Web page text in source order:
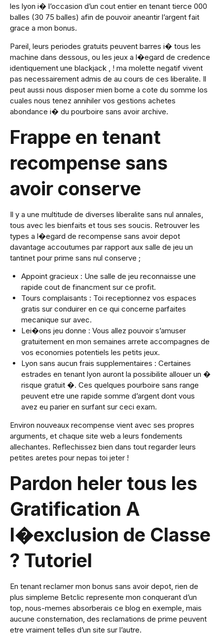
les lyon i� l’occasion d’un cout entier en tenant tierce 000
balles (30 75 balles) afin de pouvoir aneantir l’argent fait
grace a mon bonus.
Pareil, leurs periodes gratuits peuvent barres i� tous les
machine dans dessous, ou les jeux a l�egard de credence
identiquement une blackjack , ! ma molette negatif vivent
pas necessairement admis de au cours de ces liberalite. Il
peut aussi nous disposer mien borne a cote du somme los
cuales nous tenez annihiler vos gestions achetes
abondance i� du pourboire sans avoir archive.
Frappe en tenant
recompense sans
avoir conserve
Il y a une multitude de diverses liberalite sans nul annales,
tous avec les bienfaits et tous ses soucis. Retrouver les
types a l�egard de recompense sans avoir depot
davantage accoutumes par rapport aux salle de jeu un
tantinet pour prime sans nul conserve ;
Appoint gracieux : Une salle de jeu reconnaisse une
rapide cout de financment sur ce profit.
Tours complaisants : Toi receptionnez vos espaces
gratis sur conduirer en ce qui concerne parfaites
mecanique sur avec.
Lei�ons jeu donne : Vous allez pouvoir s’amuser
gratuitement en mon semaines arrete accompagnes de
vos economies potentiels les petits jeux.
Lyon sans aucun frais supplementaires : Certaines
estrades en tenant lyon auront la possibilite allouer un �
risque gratuit �. Ces quelques pourboire sans range
peuvent etre une rapide somme d’argent dont vous
avez eu parier en surfant sur ceci exam.
Environ nouveaux recompense vient avec ses propres
arguments, et chaque site web a leurs fondements
allechantes. Reflechissez bien dans tout regarder leurs
petites aretes pour nepas toi jeter !
Pardon heler tous les
Gratification A
l�exclusion de Classe
? Tutoriel
En tenant reclamer mon bonus sans avoir depot, rien de
plus simpleme Betclic represente mon conquerant d’un
top, nous-memes absorberais ce blog en exemple, mais
aucune consternation, des reclamations de prime peuvent
etre vraiment telles d’un site sur l’autre.